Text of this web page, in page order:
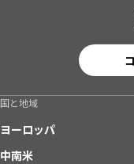
国と地域
ヨーロッパ
中南米